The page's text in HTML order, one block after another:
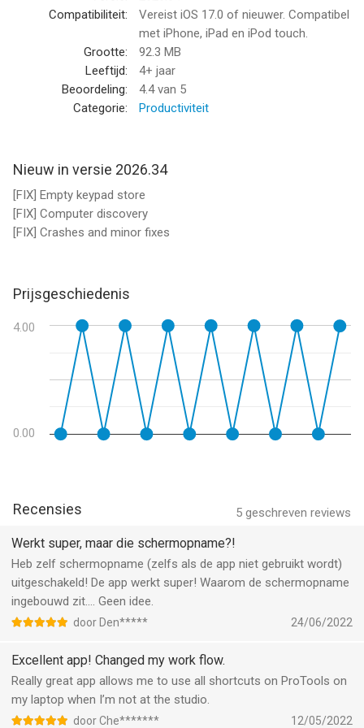
GEAVANCEERDE FUNCTIES
- Maak aangepaste toetsenborden om apps en websites te
- Verregaande aanpassing van de app-interface
- Geschiedenis van aangesloten apparaten voor snellere
REQUIREMENTS
- Mac met macOS 10.10 of nieuwer
- PC met Windows 7 SP1 of nieuwer
- Gratis hulpprogramma, beschikbaar op
https://cherpake.com/connect
--
Remote KeyPad and NumPad Pro van Remote Sunrise LTD is
een app voor iPhone, iPad en iPod touch met iOS versie 17.0 of
hoger, geschikt bevonden voor gebruikers met leeftijden vanaf
Compatibiliteit:
Vereist iOS 17.0 of nieuwer. Compatibel
met iPhone, iPad en iPod touch.
Grootte:
92.3 MB
Leeftijd:
4+ jaar
Beoordeling:
4.4van 5
Categorie:
Productiviteit
Nieuw in versie 2026.34
[FIX] Empty keypad store
[FIX] Computer discovery
[FIX] Crashes and minor fixes
Prijsgeschiedenis
4.00
0.00
5 geschreven reviews
Recensies
Werkt super, maar die schermopname?!
Heb zelf schermopname (zelfs als de app niet gebruikt wordt)
uitgeschakeld! De app werkt super! Waarom de schermopname
ingebouwd zit…. Geen idee.
door Den***** 24/06/2022
Excellent app! Changed my work flow.
Really great app allows me to use all shortcuts on ProTools on
my laptop when I’m not at the studio.
door Che******* 12/05/2022